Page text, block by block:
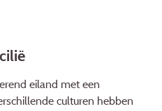
eiland met een
culturen hebben